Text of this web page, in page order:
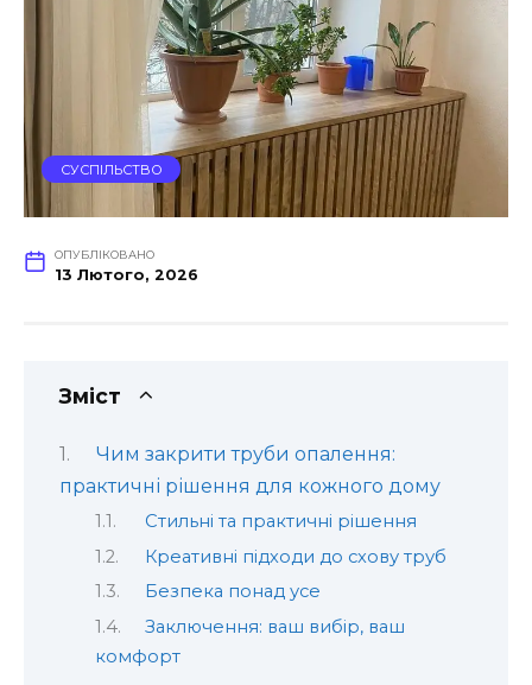
СУСПІЛЬСТВО
ОПУБЛІКОВАНО
13 Лютого, 2026
Зміст
Чим закрити труби опалення:
практичні рішення для кожного дому
Стильні та практичні рішення
Креативні підходи до схову труб
Безпека понад усе
Заключення: ваш вибір, ваш
комфорт